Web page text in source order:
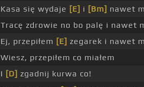
Kasa się wydaje [E] i [Bm] nawet
Tracę zdrowie no bo palę i nawet
Ej, przepiłem [E] zegarek i nawet
Wiesz, przepiłem co miałem
I [D] zgadnij kurwa co!